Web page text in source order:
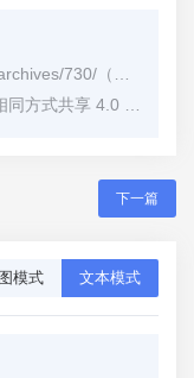
730/ （转载时请注明本文出处及文章链接）
国际 (CC BY-NC-SA 4.0)
下一篇
模式 文本模式